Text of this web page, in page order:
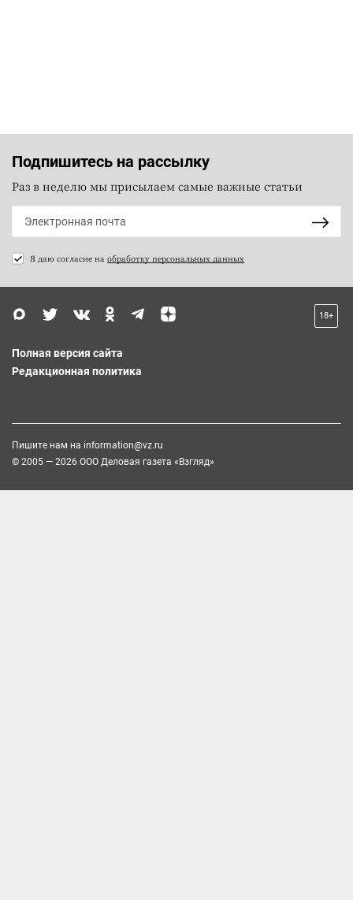
Подпишитесь на рассылку
Раз в неделю мы присылаем самые важные статьи
Я даю согласие на обработку персональных данных
18+
Полная версия сайта
Редакционная политика
Пишите нам на information@vz.ru
© 2005 — 2026 ООО Деловая газета «Взгляд»